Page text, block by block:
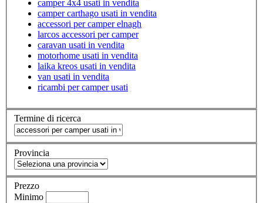
camper 4x4 usati in vendita
camper carthago usati in vendita
accessori per camper elnagh
larcos accessori per camper
caravan usati in vendita
motorhome usati in vendita
laika kreos usati in vendita
van usati in vendita
ricambi per camper usati
Termine di ricerca
Provincia
Prezzo
Minimo